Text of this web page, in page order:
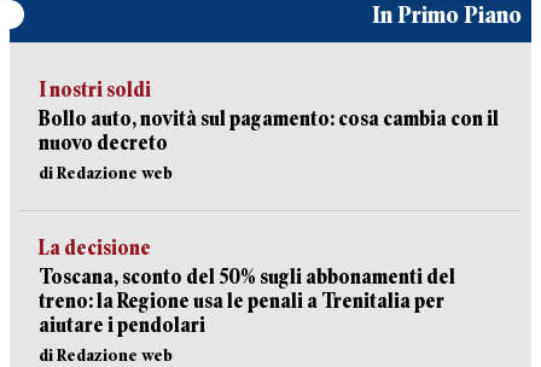
In Primo Piano
I nostri soldi
Bollo auto, novità sul pagamento: cosa cambia con il
nuovo decreto
di Redazione web
La decisione
Toscana, sconto del 50% sugli abbonamenti del
treno: la Regione usa le penali a Trenitalia per
aiutare i pendolari
di Redazione web